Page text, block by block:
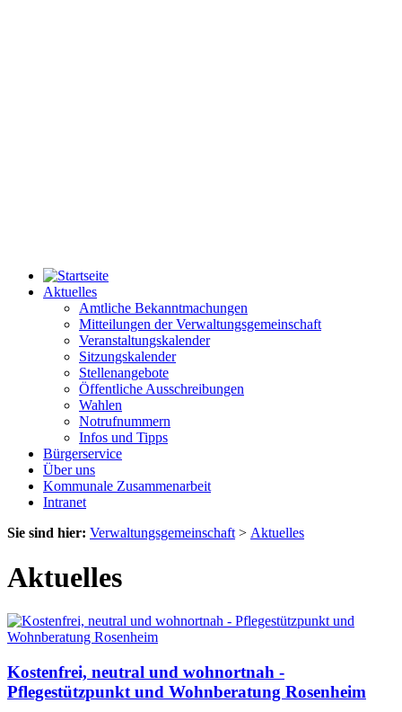
Aktuelles
Amtliche Bekanntmachungen
Mitteilungen der Verwaltungsgemeinschaft
Veranstaltungskalender
Sitzungskalender
Stellenangebote
Öffentliche Ausschreibungen
Wahlen
Notrufnummern
Infos und Tipps
Bürgerservice
Über uns
Kommunale Zusammenarbeit
Intranet
Sie sind hier: Verwaltungsgemeinschaft > Aktuelles
Aktuelles
Kostenfrei, neutral und wohnortnah -
Pflegestützpunkt und Wohnberatung Rosenheim